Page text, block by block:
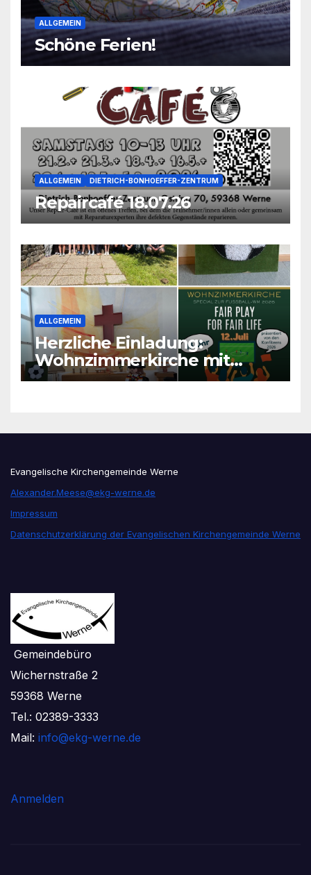
ALLGEMEIN
Schöne Ferien!
ALLGEMEIN DIETRICH-BONHOEFFER-ZENTRUM
Repaircafé 18.07.26
ALLGEMEIN
Herzliche Einladung:
Wohnzimmerkirche mit
unseren Konfis
Evangelische Kirchengemeinde Werne
Alexander.Meese@ekg-werne.de
Impressum
Datenschutzerklärung der Evangelischen Kirchengemeinde Werne
Gemeindebüro
Wichernstraße 2
59368 Werne
Tel.: 02389-3333
Mail: info@ekg-werne.de
Anmelden